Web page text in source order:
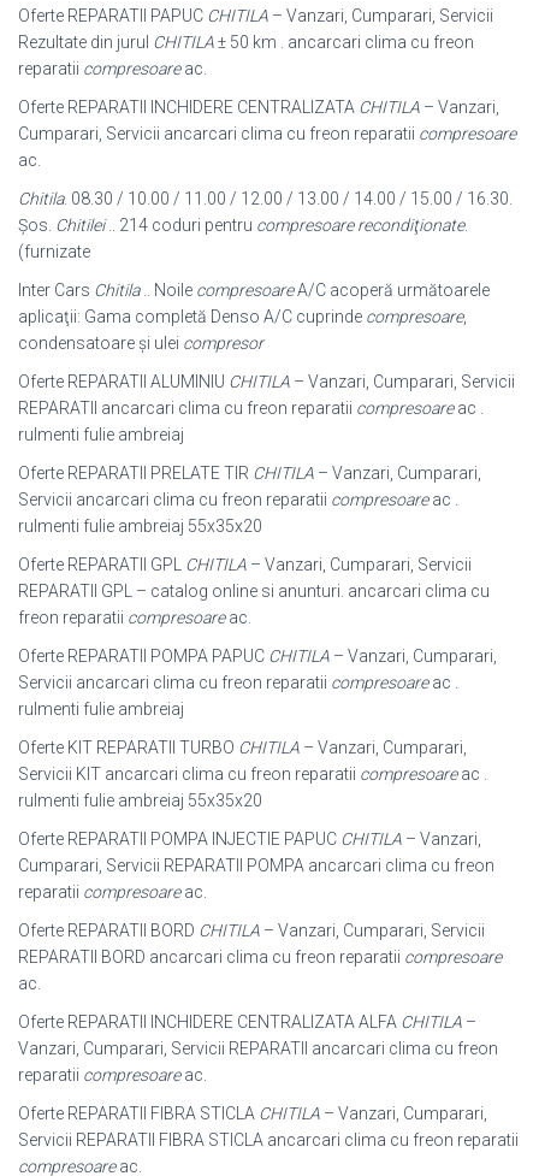
Oferte REPARATII PAPUC CHITILA – Vanzari, Cumparari, Servicii
Rezultate din jurul CHITILA± 50 km . ancarcari clima cu freon
reparatii compresoareac.
Oferte REPARATII INCHIDERE CENTRALIZATA CHITILA – Vanzari,
Cumparari, Servicii ancarcari clima cu freon reparatii compresoare
ac.
Chitila. 08.30 / 10.00 / 11.00 / 12.00 / 13.00 / 14.00 / 15.00 / 16.30.
Șos. Chitilei.. 214 coduri pentru compresoare recondiţionate.
(furnizate
Inter Cars Chitila.. Noile compresoareA/C acoperă următoarele
aplicaţii: Gama completă Denso A/C cuprinde compresoare,
condensatoare şi ulei compresor
Oferte REPARATII ALUMINIU CHITILA – Vanzari, Cumparari, Servicii
REPARATII ancarcari clima cu freon reparatii compresoareac .
rulmenti fulie ambreiaj
Oferte REPARATII PRELATE TIR CHITILA – Vanzari, Cumparari,
Servicii ancarcari clima cu freon reparatii compresoareac .
rulmenti fulie ambreiaj 55x35x20
Oferte REPARATII GPL CHITILA – Vanzari, Cumparari, Servicii
REPARATII GPL – catalog online si anunturi. ancarcari clima cu
freon reparatii compresoareac.
Oferte REPARATII POMPA PAPUC CHITILA – Vanzari, Cumparari,
Servicii ancarcari clima cu freon reparatii compresoareac .
rulmenti fulie ambreiaj
Oferte KIT REPARATII TURBO CHITILA – Vanzari, Cumparari,
Servicii KIT ancarcari clima cu freon reparatii compresoareac .
rulmenti fulie ambreiaj 55x35x20
Oferte REPARATII POMPA INJECTIE PAPUC CHITILA – Vanzari,
Cumparari, Servicii REPARATII POMPA ancarcari clima cu freon
reparatii compresoareac.
Oferte REPARATII BORD CHITILA – Vanzari, Cumparari, Servicii
REPARATII BORD ancarcari clima cu freon reparatii compresoare
ac.
Oferte REPARATII INCHIDERE CENTRALIZATA ALFA CHITILA –
Vanzari, Cumparari, Servicii REPARATII ancarcari clima cu freon
reparatii compresoareac.
Oferte REPARATII FIBRA STICLA CHITILA – Vanzari, Cumparari,
Servicii REPARATII FIBRA STICLA ancarcari clima cu freon reparatii
compresoareac.